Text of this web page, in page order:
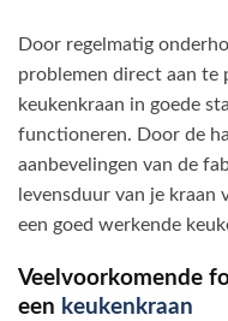
Door regelmatig
problemen direct aan te
keukenkraan in goede
functioneren. Door de
aanbevelingen van de
levensduur van je kraan
een goed werkende
Veelvoorkomende
een keukenkraan